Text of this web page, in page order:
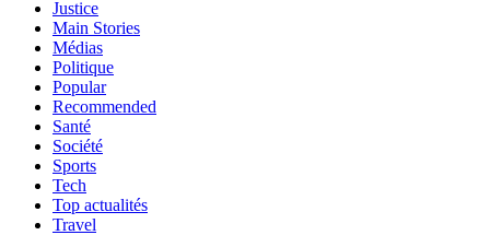
Justice
Main Stories
Médias
Politique
Popular
Recommended
Santé
Société
Sports
Tech
Top actualités
Travel